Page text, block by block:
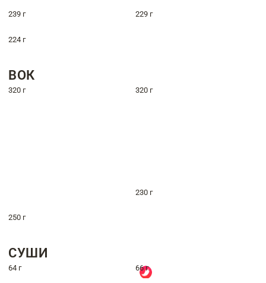
239 г 229 г
224 г
ВОК
320 г 320 г
230 г
250 г
СУШИ
64 г 66 г